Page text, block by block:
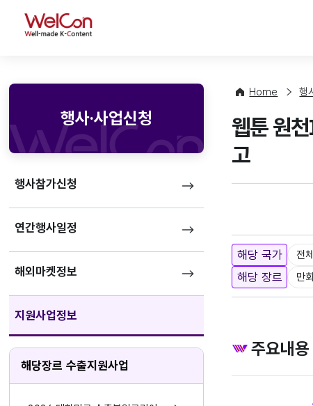
WelCon
행사·사업신청
행사참가신청
연간행사일정
해외마켓정보
지원사업정보
해당장르 수출지원사업
Home 행
웹툰 원
고
해당 국가 전체
해당 장르 만
주요내용